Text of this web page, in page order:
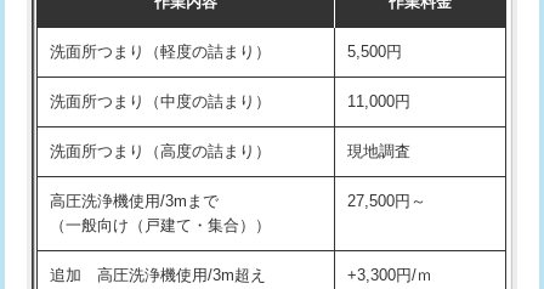
モルタル補修（厚さ10㎝まで） 27,500円
モルタル補修（厚さ10㎝超え） 38,500円
洗面台設置 38,500円
バスタブ設置 現場見積
追加人工 16,500円
廃棄・処分
持込商品取付（単水栓） 13,200円
持込商品取付（混合水栓） 16,500円
持込商品取付（浄水器・分岐水栓） 16,500円
給水管工事※（ホール加工) 16,500円
給水管工事※（バンド止め)
給水管工事※（支持金具設置) 5,500円
洗面所つまり（軽度の詰まり） 5,500円
洗面所つまり（中度の詰まり） 11,000円
洗面所つまり（高度の詰まり） 現地調査
高圧洗浄機使用/3mまで
（一般向け（戸建て・集合））
27,500円～
追加 高圧洗浄機使用/3m超え
+3,300円/ｍ